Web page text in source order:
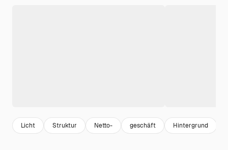
Licht Struktur Netto- geschäft Hintergrund